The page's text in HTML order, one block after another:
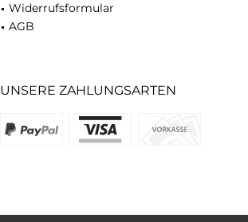
Widerrufsformular
AGB
UNSERE ZAHLUNGSARTEN